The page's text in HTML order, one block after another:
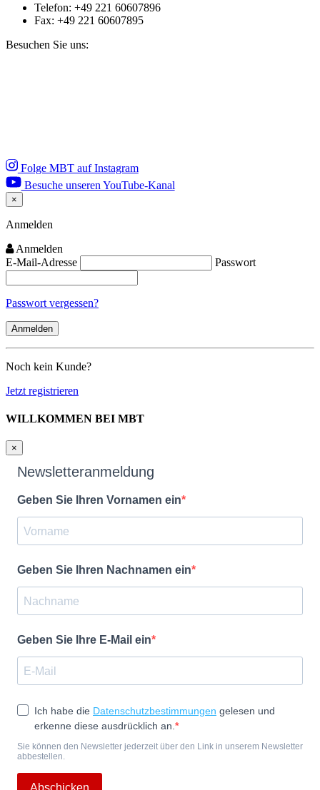
Telefon: +49 221 60607896
Fax: +49 221 60607895
Besuchen Sie uns:
Folge MBT auf Instagram
Besuche unseren YouTube-Kanal
×
Close
Anmelden
Anmelden
E-Mail-Adresse
Passwort
Passwort vergessen?
Noch kein Kunde?
Jetzt registrieren
WILLKOMMEN BEI MBT
×
Newsletteranmeldung
Geben Sie Ihren Vornamen ein
Geben Sie Ihren Nachnamen ein
Geben Sie Ihre E-Mail ein
Ich habe die Datenschutzbestimmungen gelesen und
erkenne diese ausdrücklich an.
Sie können den Newsletter jederzeit über den Link in unserem Newsletter
abbestellen.
Abschicken